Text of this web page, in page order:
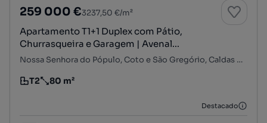
259 000 €3237,50 €/m²
Apartamento T1+1 Duplex com Pátio,
Churrasqueira e Garagem | Avenal...
Nossa Senhora do Pópulo, Coto e São Gregório, Caldas da Rainha, Leiria
Tipologia
T2
Preço por metro quadrado
80 m²
Destacado